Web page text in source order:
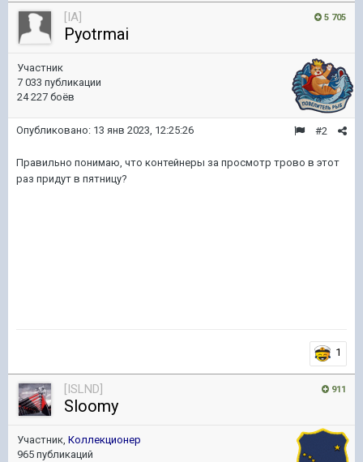
5 705
[IA]
Pyotrmai
Участник
7 033 публикации
24 227 боёв
#2
Опубликовано: 13 янв 2023, 12:25:26
Правильно понимаю, что контейнеры за просмотр трово в этот
раз придут в пятницу?
1
911
[ISLND]
Sloomy
Участник, Коллекционер
965 публикаций